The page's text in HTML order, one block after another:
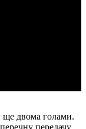
ще двома голами.